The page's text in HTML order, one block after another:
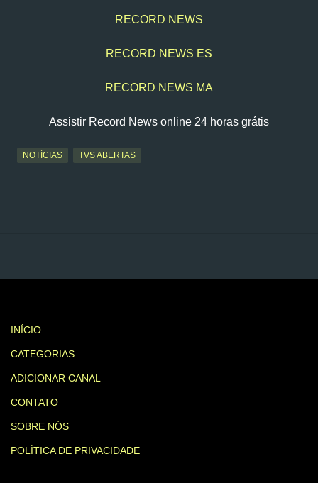
RECORD NEWS
RECORD NEWS ES
RECORD NEWS MA
Assistir Record News online 24 horas grátis
NOTÍCIAS TVS ABERTAS
INÍCIO
CATEGORIAS
ADICIONAR CANAL
CONTATO
SOBRE NÓS
POLÍTICA DE PRIVACIDADE